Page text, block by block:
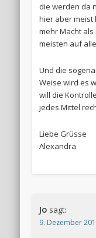
die werden da
hier aber meist
mehr Macht
meisten auf
Und die
Weise wird es
will die
jedes Mittel
Liebe Grüsse
Alexandra
Jo sagt:
9. Dezember